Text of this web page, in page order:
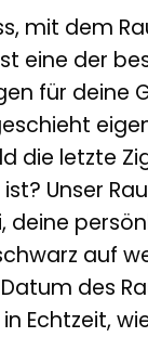
mit dem
eine der
für deine
die letzte
Unser
deine
auf
des
Echtzeit,